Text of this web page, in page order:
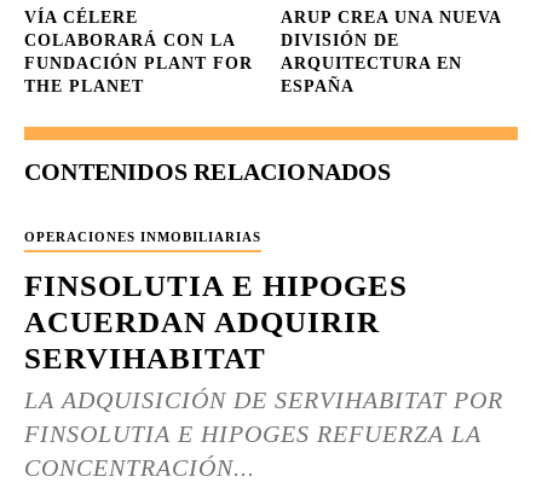
VÍA CÉLERE
COLABORARÁ CON LA
FUNDACIÓN PLANT FOR
THE PLANET
ARUP CREA UNA NUEVA
DIVISIÓN DE
ARQUITECTURA EN
ESPAÑA
CONTENIDOS RELACIONADOS
OPERACIONES INMOBILIARIAS
FINSOLUTIA E HIPOGES
ACUERDAN ADQUIRIR
SERVIHABITAT
LA ADQUISICIÓN DE SERVIHABITAT POR
FINSOLUTIA E HIPOGES REFUERZA LA
CONCENTRACIÓN...